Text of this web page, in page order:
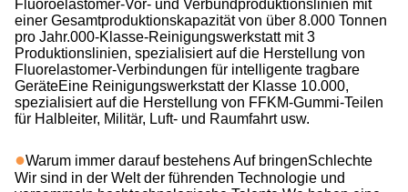
Fluoroelastomer-Vor- und Verbundproduktionslinien mit
einer Gesamtproduktionskapazität von über 8.000 Tonnen
pro Jahr.000-Klasse-Reinigungswerkstatt mit 3
Produktionslinien, spezialisiert auf die Herstellung von
Fluorelastomer-Verbindungen für intelligente tragbare
GeräteEine Reinigungswerkstatt der Klasse 10.000,
spezialisiert auf die Herstellung von FFKM-Gummi-Teilen
für Halbleiter, Militär, Luft- und Raumfahrt usw.
●Warum immer darauf bestehensAuf bringenSchlechte
Wir sind in der Welt der führenden Technologie und